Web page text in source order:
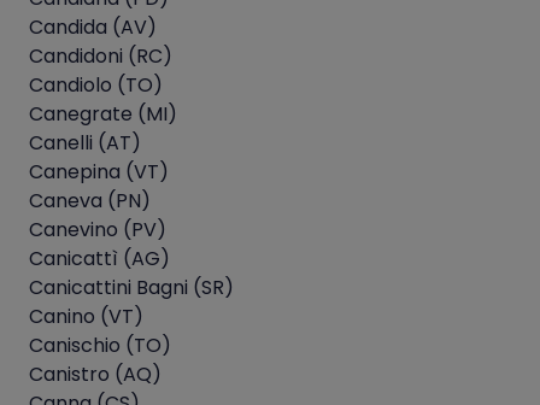
Candida (AV)
Candidoni (RC)
Candiolo (TO)
Canegrate (MI)
Canelli (AT)
Canepina (VT)
Caneva (PN)
Canevino (PV)
Canicattì (AG)
Canicattini Bagni (SR)
Canino (VT)
Canischio (TO)
Canistro (AQ)